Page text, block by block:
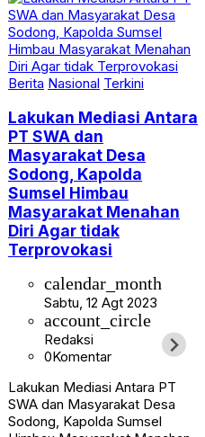
Berita Nasional Terkini
Lakukan Mediasi Antara
PT SWA dan
Masyarakat Desa
Sodong, Kapolda
Sumsel Himbau
Masyarakat Menahan
Diri Agar tidak
Terprovokasi
calendar_month
Sabtu, 12 Agt 2023
account_circle
Redaksi
0Komentar
Lakukan Mediasi Antara PT
SWA dan Masyarakat Desa
Sodong, Kapolda Sumsel